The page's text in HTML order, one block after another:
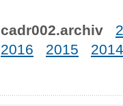
cadr002.archiv
2016
2015 2014